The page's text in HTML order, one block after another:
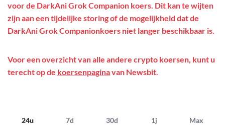
24u 7d 30d 1j Max
voor de DarkAni Grok Companion koers. Dit kan te wijten
zijn aan een tijdelijke storing of de mogelijkheid dat de
DarkAni Grok Companionkoers niet langer beschikbaar is.
Voor een overzicht van alle andere crypto koersen, kunt u
terecht op de koersenpaginavan Newsbit.